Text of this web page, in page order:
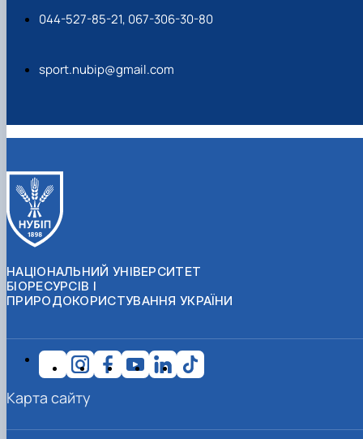
044-527-85-21, 067-306-30-80
sport.nubip@gmail.com
НАЦІОНАЛЬНИЙ УНІВЕРСИТЕТ
БІОРЕСУРСІВ І
ПРИРОДОКОРИСТУВАННЯ УКРАЇНИ
Карта сайту